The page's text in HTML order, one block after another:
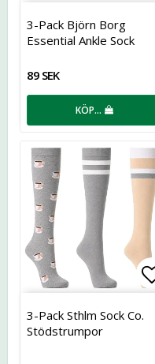
3-Pack Björn Borg
Essential Ankle Sock
89 SEK
KÖP…
3-Pack Sthlm Sock Co.
Stödstrumpor